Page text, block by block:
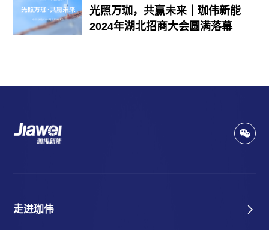
光照万珈，共赢未来｜珈伟新能
2024年湖北招商大会圆满落幕
走进珈伟